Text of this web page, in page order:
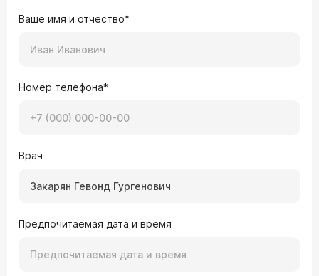
Ваше имя и отчество*
Номер телефона*
Врач
Предпочитаемая дата и время